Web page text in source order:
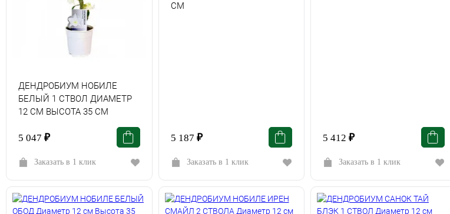
ДЕНДРОБИУМ НОБИЛЕ
БЕЛЫЙ 1 СТВОЛ ДИАМЕТР
12 СМ ВЫСОТА 35 СМ
5 047 ₽
Заказать в 1 клик
СМ
5 187 ₽
Заказать в 1 клик
5 412 ₽
Заказать в 1 клик